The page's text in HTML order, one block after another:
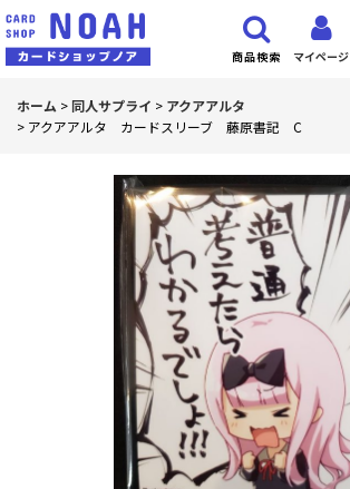
マイページ
商品検索
ホーム > 同人サプライ > アクアアルタ
> アクアアルタ カードスリーブ 藤原書記 C